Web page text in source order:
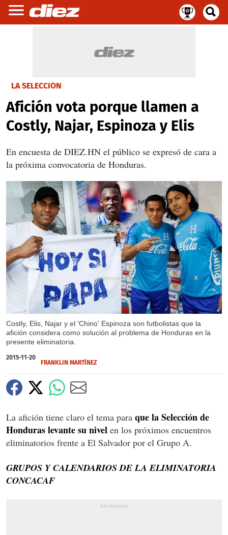
LA SELECCIÓN
Afición vota porque llamen a
Costly, Najar, Espinoza y Elis
En encuesta de DIEZ.HN el público se expresó de cara a
la próxima convocatoria de Honduras.
Costly, Elis, Najar y el 'Chino' Espinoza son futbolistas que la
afición considera como solución al problema de Honduras en la
presente eliminatoria.
X
2015-11-20
FRANKLIN MARTÍNEZ
La afición tiene claro el tema para que la Selección de
Honduras levante su nivel en los próximos encuentros
eliminatorios frente a El Salvador por el Grupo A.
GRUPOS Y CALENDARIOS DE LA ELIMINATORIA
CONCACAF